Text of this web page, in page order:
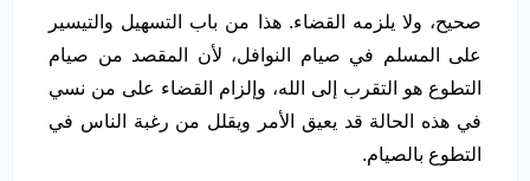
صحيح، ولا يلزمه القضاء. هذا من باب التسهيل والتيسير
على المسلم في صيام النوافل، لأن المقصد من صيام
التطوع هو التقرب إلى الله، وإلزام القضاء على من نسي
في هذه الحالة قد يعيق الأمر ويقلل من رغبة الناس في
التطوع بالصيام.